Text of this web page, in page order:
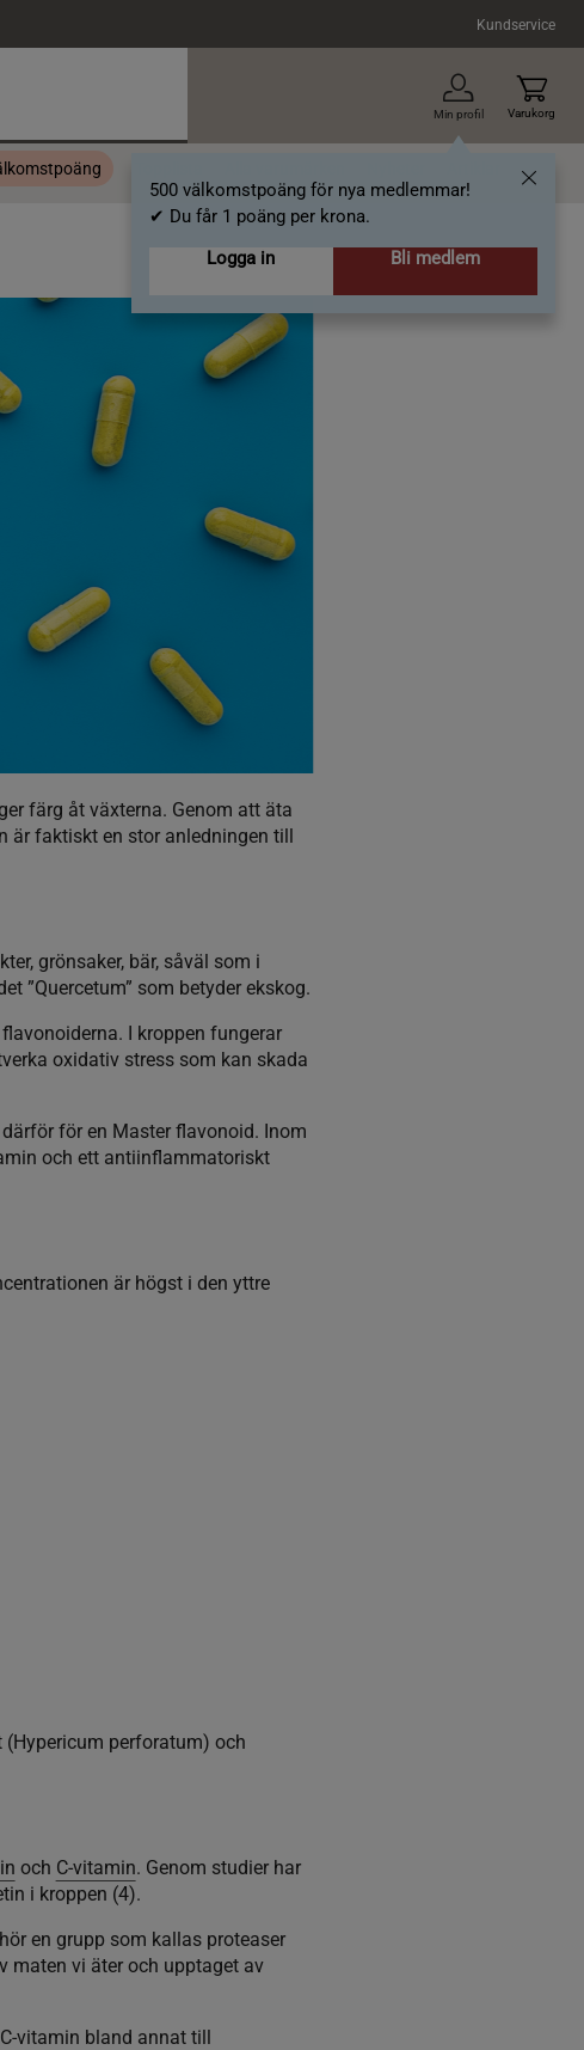
Kundservice
Min profil
500 välkomstpoäng för nya medlemmar!
✔ Du får 1 poäng per krona.
Logga in
Bli medlem
Varukorg
färg åt växterna. Genom att äta
är faktiskt en stor anledningen till
grönsaker, bär, såväl som i
”Quercetum” som betyder ekskog.
I kroppen fungerar
oxidativ stress som kan skada
för en Master flavonoid. Inom
och ett antiinflammatoriskt
är högst i den yttre
perforatum) och
och C-vitamin. Genom studier har
i kroppen (4).
en grupp som kallas proteaser
maten vi äter och upptaget av
vitamin bland annat till